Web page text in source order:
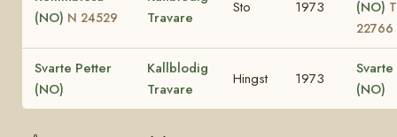
(NO) N 24529
Travare
Sto 1973 (NO)
22766
Svarte Petter
(NO)
Kallblodig
Travare
Hingst 1973
(NO)